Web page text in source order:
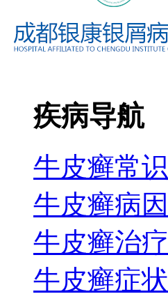
疾病导航
牛皮癣常识
牛皮癣病因
牛皮癣治疗
牛皮癣症状